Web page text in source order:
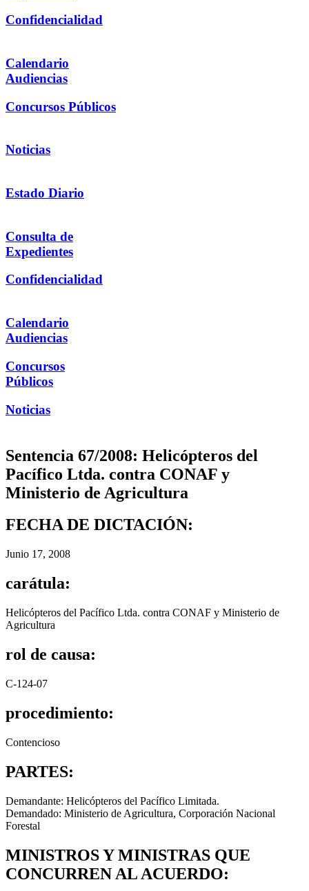
Confidencialidad
Calendario
Audiencias
Concursos Públicos
Noticias
Estado Diario
Consulta de
Expedientes
Confidencialidad
Calendario
Audiencias
Concursos
Públicos
Noticias
Sentencia 67/2008: Helicópteros del
Pacífico Ltda. contra CONAF y
Ministerio de Agricultura
FECHA DE DICTACIÓN:
Junio 17, 2008
carátula:
Helicópteros del Pacífico Ltda. contra CONAF y Ministerio de
Agricultura
rol de causa:
C-124-07
procedimiento:
Contencioso
PARTES:
Demandante: Helicópteros del Pacífico Limitada.
Demandado: Ministerio de Agricultura, Corporación Nacional
Forestal
MINISTROS Y MINISTRAS QUE
CONCURREN AL ACUERDO: